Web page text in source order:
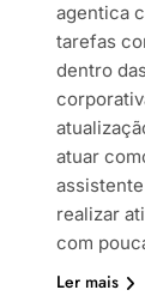
agentica
tarefas
dentro
atuar
realizar
com
Ler mais